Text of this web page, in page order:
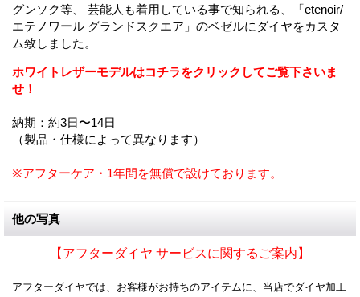
グンソク等、 芸能人も着用している事で知られる、「etenoir/
エテノワール グランドスクエア」のベゼルにダイヤをカスタ
ム致しました。
ホワイトレザーモデルはコチラをクリックしてご覧下さいま
せ！
納期：約3日〜14日
（製品・仕様によって異なります）
※アフターケア・1年間を無償で設けております。
他の写真
【アフターダイヤ サービスに関するご案内】
アフターダイヤでは、お客様がお持ちのアイテムに、当店でダイヤ加工